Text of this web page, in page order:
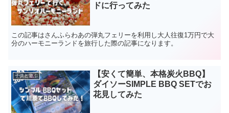
ドに行ってみた
この記事はさんふらわあの弾丸フェリーを利用し大人往復1万円で大
分のハーモニーランドを旅行した際の記事になります。
子供と遊ぶ
【安くて簡単、本格炭火BBQ】
ダイソーSIMPLE BBQ SETでお
花見してみた